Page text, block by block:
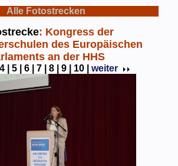
Alle Fotostrecken
: Kongress der
des Europäischen
an der HHS
4 | 5 | 6 | 7 | 8 | 9 | 10 | weiter